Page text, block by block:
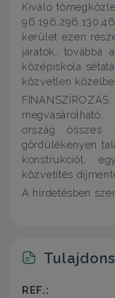
Kiváló
kerület ezen
járatok, továbbá
középiskola
közvetlen
ország összes
gördülékenyen
konstrukciót,
közvetítés
A hirdetésben
REF.: